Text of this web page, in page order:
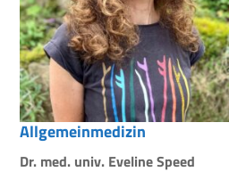
Allgemeinmedizin
Dr. med. univ. Eveline Speed